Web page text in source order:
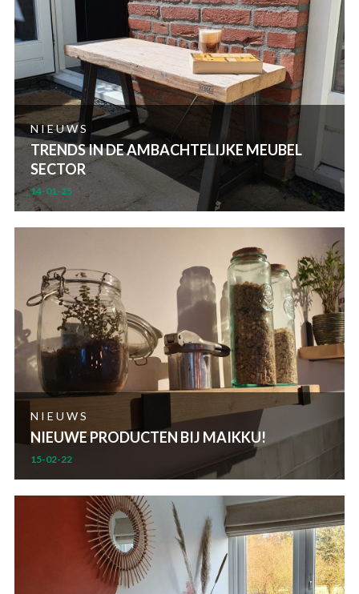
NIEUWS
TRENDS IN DE AMBACHTELIJKE MEUBEL
SECTOR
14-01-25
NIEUWS
NIEUWE PRODUCTEN BIJ MAIKKU!
15-02-22